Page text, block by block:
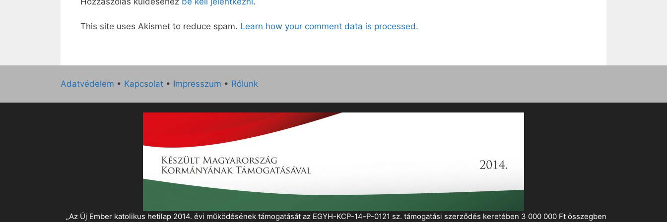
This site uses Akismet to reduce spam. Learn how your comment data is processed.
Adatvédelem • Kapcsolat • Impresszum • Rólunk
„Az Új Ember katolikus hetilap 2014. évi működésének támogatását az EGYH-KCP-14-P-0121 sz. támogatási szerződés keretében 3 000 000 Ft összegben